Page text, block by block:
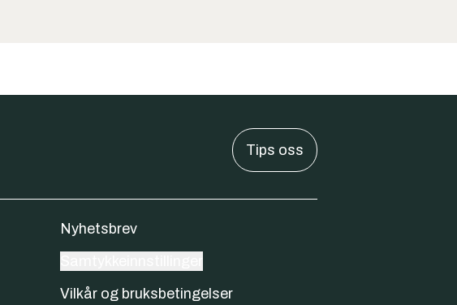
Tips oss
Nyhetsbrev
Vilkår og bruksbetingelser